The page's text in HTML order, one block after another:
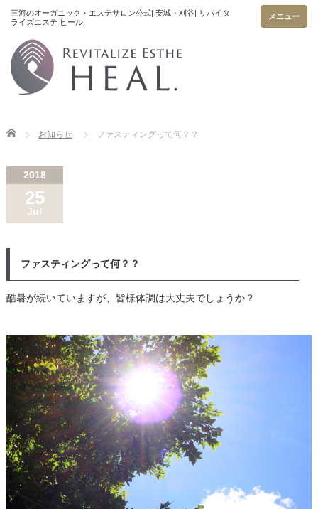
メニュー
Home お知らせ ファスティングって何？？
2018
25
Jul
ファスティングって何？？
酷暑が続いていますが、皆様体調は大丈夫でしょうか？